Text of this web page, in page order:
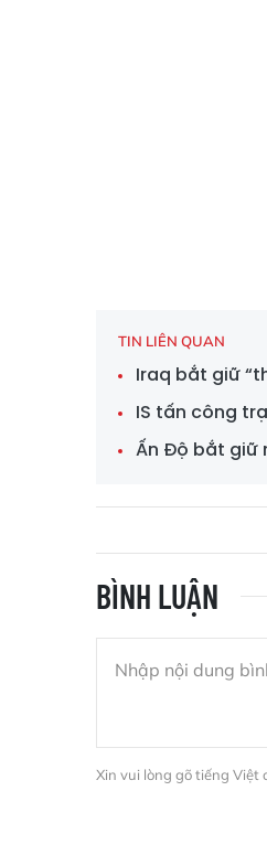
TIN LIÊN QUAN
Iraq bắt giữ
IS tấn công
Ấn Độ bắt giữ
BÌNH LUẬN
Xin vui lòng gõ tiếng Việt